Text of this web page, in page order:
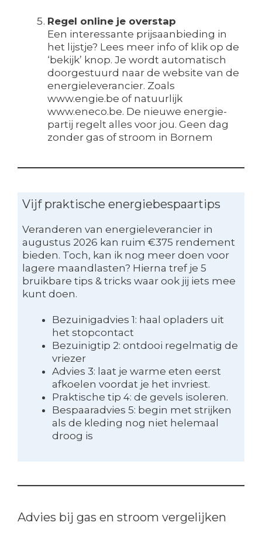
Regel online je overstap
Een interessante prijsaanbieding in
het lijstje? Lees meer info of klik op de
‘bekijk’ knop. Je wordt automatisch
doorgestuurd naar de website van de
energieleverancier. Zoals
www.engie.be of natuurlijk
www.eneco.be. De nieuwe energie-
partij regelt alles voor jou. Geen dag
zonder gas of stroom in Bornem
Vijf praktische energiebespaartips
Veranderen van energieleverancier in
augustus 2026 kan ruim €375 rendement
bieden. Toch, kan ik nog meer doen voor
lagere maandlasten? Hierna tref je 5
bruikbare tips & tricks waar ook jij iets mee
kunt doen.
Bezuinigadvies 1: haal opladers uit
het stopcontact
Bezuinigtip 2: ontdooi regelmatig de
vriezer
Advies 3: laat je warme eten eerst
afkoelen voordat je het invriest.
Praktische tip 4: de gevels isoleren.
Bespaaradvies 5: begin met strijken
als de kleding nog niet helemaal
droog is
Advies bij gas en stroom vergelijken